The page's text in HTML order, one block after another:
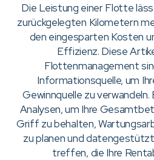
Die Leistung einer Flotte
zurückgelegten Kilometern
den eingesparten Kosten
Effizienz. Diese
Flottenmanagement
Informationsquelle, um
Gewinnquelle zu
Analysen, um Ihre
Griff zu behalten,
zu planen und
treffen, die Ihre